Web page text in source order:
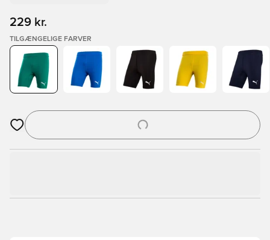
229 kr.
TILGÆNGELIGE FARVER
Åbner en Modal til at logge ind eller tilmelde dig som medlem